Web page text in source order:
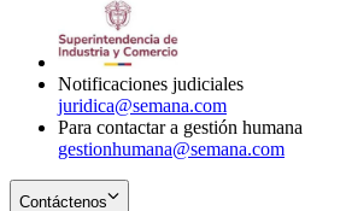
Notificaciones judiciales
juridica@semana.com
Para contactar a gestión humana
gestionhumana@semana.com
Contáctenos